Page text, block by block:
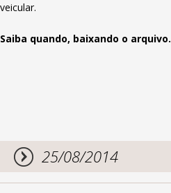
veicular.
Saiba quando, baixando o arquivo.
25/08/2014